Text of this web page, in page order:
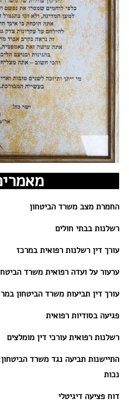
החמרת מצב משרד הביטחון
רשלנות בבתי חולים
עורך דין רשלנות רפואית במרכז
ערעור על ועדה רפואית משרד
עורך דין תביעות משרד הביטחון
פגיעה בסודיות רפואית
רשלנות רפואית עורכי דין מומלצים
התיישנות תביעה נגד משרד
נכות
דוח פציעה דיגיטלי